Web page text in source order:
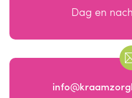
Dag en